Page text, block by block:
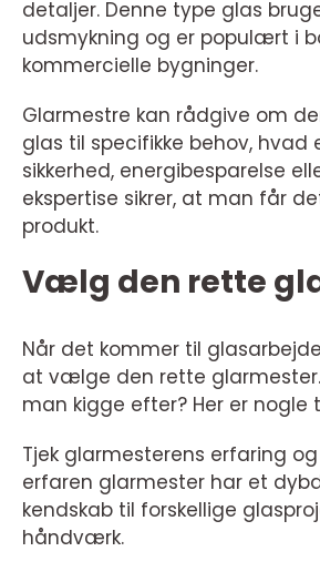
detaljer. Denne type glas
udsmykning og er populært i
kommercielle bygninger.
Glarmestre kan rådgive om
glas til specifikke behov, hvad
sikkerhed, energibesparelse
ekspertise sikrer, at man får
produkt.
Vælg den rette
Når det kommer til
at vælge den rette
man kigge efter? Her er nogle
Tjek glarmesterens erfaring og
erfaren glarmester har et
kendskab til forskellige
håndværk.